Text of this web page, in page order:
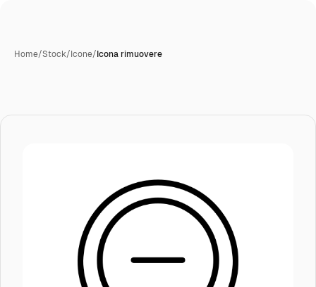
Home/Stock/Icone/Icona rimuovere